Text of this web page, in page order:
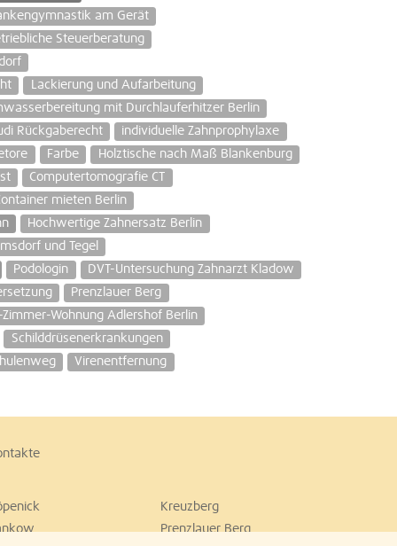
am Gerät
Steuerberatung
Lackierung und Aufarbeitung
mit Durchlauferhitzer Berlin
Rückgaberecht
individuelle Zahnprophylaxe
Farbe
Holztische nach Maß Blankenburg
Computertomografie CT
mieten Berlin
Hochwertige Zahnersatz Berlin
und Tegel
Podologin
DVT-Untersuchung Zahnarzt Kladow
Prenzlauer Berg
Zimmer-Wohnung Adlershof Berlin
Schilddrüsenerkrankungen
Virenentfernung
Kreuzberg
Prenzlauer Berg